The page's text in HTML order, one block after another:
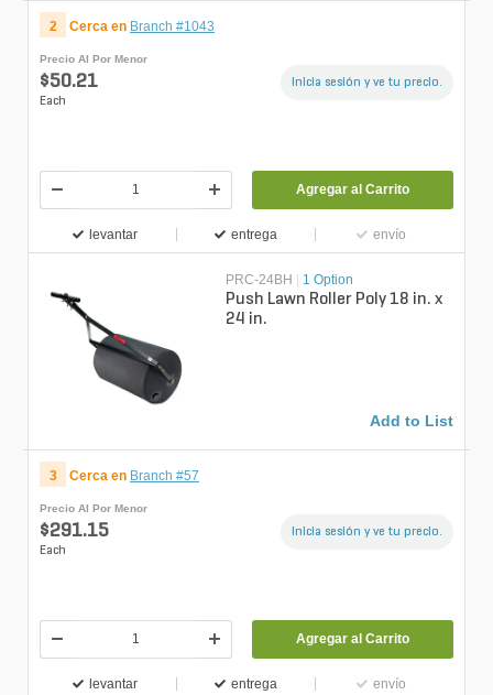
2 Cerca en Branch #1043
Precio Al Por Menor
$50.21
Each
Inicia sesión y ve tu precio.
Agregar al Carrito
levantar entrega envío
PRC-24BH 1 Option
Push Lawn Roller Poly 18 in. x
24 in.
Add to List
3 Cerca en Branch #57
Precio Al Por Menor
$291.15
Each
Inicia sesión y ve tu precio.
Agregar al Carrito
levantar entrega envío